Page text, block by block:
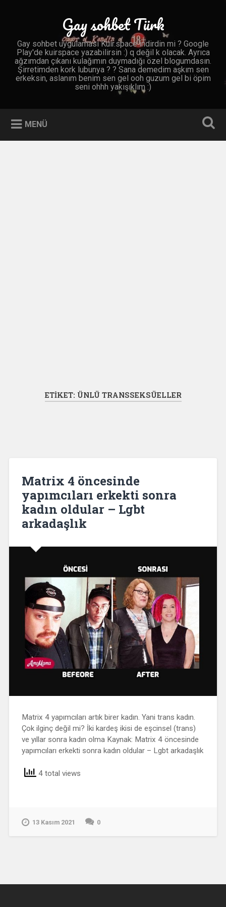
Gay sohbet Türk
Gay sohbet uygulaması Kuir.space indirdin mi ? Google
Play'de kuirspace yazabilirsin :) q değil k olacak. Ayrıca
ağzımdan çıkanı kulağımın duymadığı özel blogumdasın.
Şirretimden kork lubunya ? ? Sana demedim aşkım sen
erkeksin, aslanım benim sen gel ooh guzum gel bi öpim
seni ohhh yakışıklım :)
MENÜ
ETIKET: ÜNLÜ TRANSSEKSÜELLER
Matrix 4 öncesinde
yapımcıları erkekti sonra
kadın oldular – Lgbt
arkadaşlık
Matrix 4 yapımcıları artık birer kadın. Yani trans kadın.
Çok ilginç değil mi? İki kardeş ikisi de eşcinsel (trans)
ve yıllar sonra kadın olma Kaynak: Matrix 4 öncesinde
yapımcıları erkekti sonra kadın oldular – Lgbt arkadaşlık
4 total views
13 Kasım 2021 0